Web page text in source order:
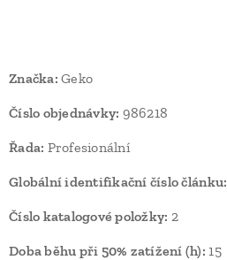
Značka:Geko
Číslo objednávky: 986218
Řada: Profesionální
Globální identifikační číslo článku:
Číslo katalogové položky: 2
Doba běhu při 50% zatížení (h):15